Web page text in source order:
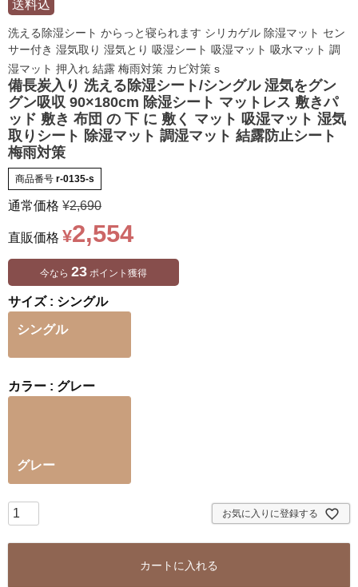
送料込
洗える除湿シート からっと寝られます シリカゲル 除湿マット セン
サー付き 湿気取り 湿気とり 吸湿シート 吸湿マット 吸水マット 調
湿マット 押入れ 結露 梅雨対策 カビ対策 s
備長炭入り 洗える除湿シート/シングル 湿気をグン
グン吸収 90×180cm 除湿シート マットレス 敷きパ
ッド 敷き 布団 の 下 に 敷く マット 吸湿マット 湿気
取りシート 除湿マット 調湿マット 結露防止シート
梅雨対策
商品番号 r-0135-s
通常価格 ¥2,690
直販価格 ¥2,554
今なら 23 ポイント獲得
サイズ シングル
シングル
カラー グレー
グレー
お気に入りに登録する
カートに入れる